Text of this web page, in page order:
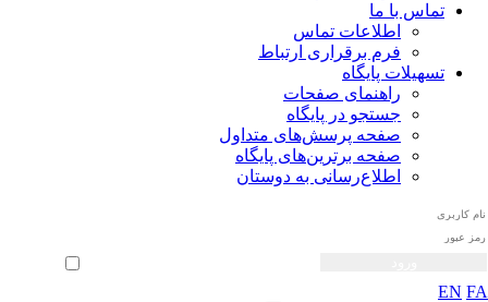
تماس با ما
اطلاعات تماس
فرم برقراری ارتباط
تسهیلات پایگاه
راهنمای صفحات
جستجو در پایگاه
صفحه پرسش‌های متداول
صفحه برترین‌های پایگاه
اطلاع‌رسانی به دوستان
ورود خودکار
EN